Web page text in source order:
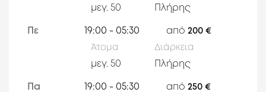
χρέωση, μπορούν να προταθούν εξωτερικοί
Το «Βιομηχανικό Pop Up Κατάστημα με
Vintage Ντεκόρ» προσφέρεται για δραστηριότητες
δημιουργίας περιεχομένου, με έμφαση στις ιστορικές
μεγ. 50 Πλήρης
Πε 19:00 - 05:30 από 200 €
Άτομα
μεγ. 50
Διάρκεια
Πλήρης
Πα 19:00 - 05:30 από 250 €